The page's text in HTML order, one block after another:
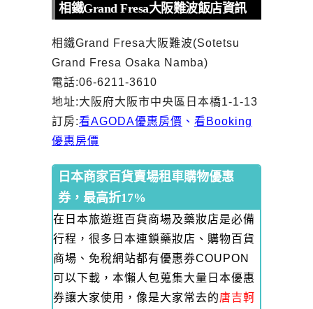
相鐵Grand Fresa大阪難波飯店資訊
相鐵Grand Fresa大阪難波(Sotetsu
Grand Fresa Osaka Namba)
電話:06-6211-3610
地址:大阪府大阪市中央區日本橋1-1-13
訂房:看AGODA優惠房價 、 看Booking
優惠房價
日本商家百貨賣場租車購物優惠
券，最高折17%
在日本旅遊逛百貨商場及藥妝店是必備
行程，很多日本連鎖藥妝店、購物百貨
商場、免稅網站都有優惠券COUPON
可以下載，本懶人包蒐集大量日本優惠
券讓大家使用，像是大家常去的唐吉軻